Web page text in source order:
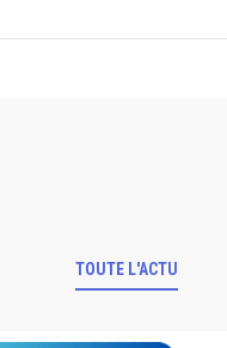
TOUTE L'ACTU